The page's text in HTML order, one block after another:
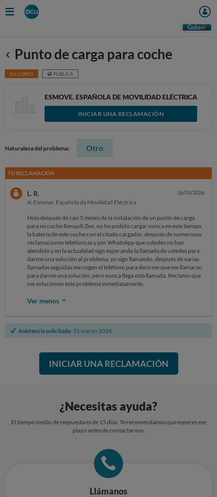
Guio
Anterior
Punto de carga para coche
EN CURSO PÚBLICA
ESMOVE. ESPAÑOLA DE MOVILIDAD ELÉCTRICA
INICIAR UNA RECLAMACIÓN
Naturaleza del problema: Otro
TU RECLAMACIÓN
L. R.
A: Esmove. Española de Movilidad Eléctrica
16/03/2026
Hola después de casi 5 meses de la instalación de un punto de carga
para mi coche Renault Zoe, no he podido cargar nunca en este tiempo
la batería de este coche con el citado cargador, después de numerosas
reclamaciones telefónicas y por WhatsApp que ustedes no han
atendido y en la actualidad sigo esperando la llamada de ustedes para
darme una solución al problema, yo sigo llamando, después de varias
llamadas seguidas me cogen el teléfono para decirme que me llamaran
para darme una solución, pero nunca llega esta llamada. Reclamo que
me solucionen este problema inmediatamente.
Ver menos
Asistencia solicitada 31 marzo 2026
INICIAR UNA RECLAMACIÓN
¿Necesitas ayuda?
El tiempo medio de respuesta es de 15 días. Te recomendamos que esperes ese
plazo antes de contactarnos.
Llámanos